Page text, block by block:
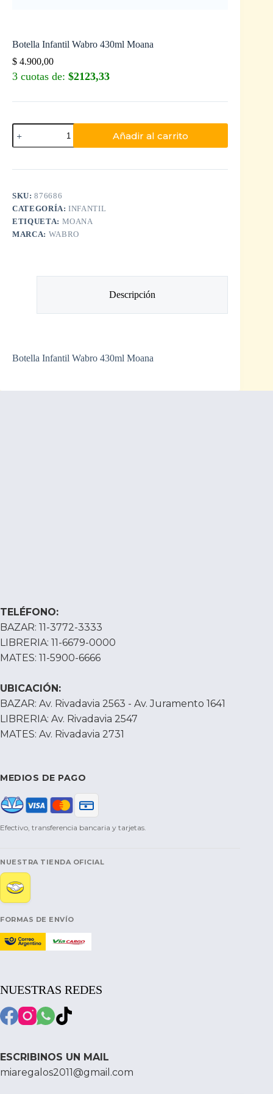
Botella Infantil Wabro 430ml Moana
$ 4.900,00
3 cuotas de: $2123,33
Añadir al carrito
SKU:876686
CATEGORÍA:INFANTIL
ETIQUETA: MOANA
MARCA: WABRO
Descripción
Botella Infantil Wabro 430ml Moana
TELÉFONO:
BAZAR: 11-3772-3333
LIBRERIA: 11-6679-0000
MATES: 11-5900-6666
UBICACIÓN:
BAZAR: Av. Rivadavia 2563 - Av. Juramento 1641
LIBRERIA: Av. Rivadavia 2547
MATES: Av. Rivadavia 2731
MEDIOS DE PAGO
Efectivo, transferencia bancaria y tarjetas.
NUESTRA TIENDA OFICIAL
FORMAS DE ENVÍO
NUESTRAS REDES
ESCRIBINOS UN MAIL
miaregalos2011@gmail.com